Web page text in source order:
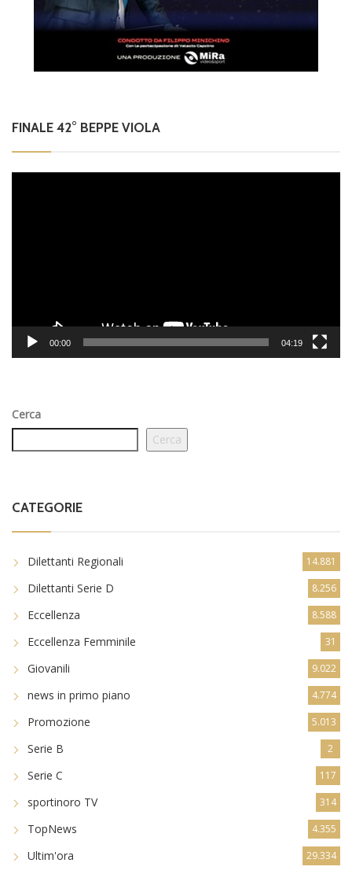
FINALE 42° BEPPE VIOLA
00:00 04:19
Cerca
Cerca
CATEGORIE
Dilettanti Regionali 14.881
Dilettanti Serie D 8.256
Eccellenza 8.588
Eccellenza Femminile 31
Giovanili 9.022
news in primo piano 4.774
Promozione 5.013
Serie B 2
Serie C 117
sportinoro TV 314
TopNews 4.355
Ultim'ora 29.334